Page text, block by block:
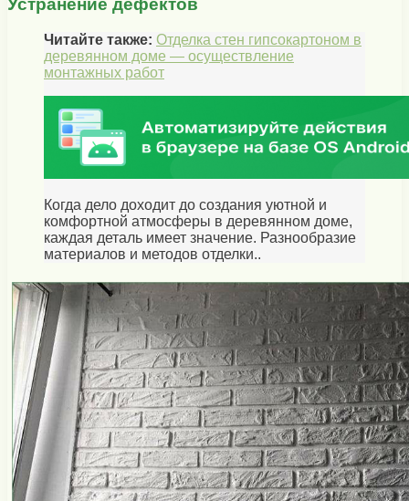
Устранение дефектов
Читайте также: Отделка стен гипсокартоном в
деревянном доме — осуществление
монтажных работ
Когда дело доходит до создания уютной и
комфортной атмосферы в деревянном доме,
каждая деталь имеет значение. Разнообразие
материалов и методов отделки..